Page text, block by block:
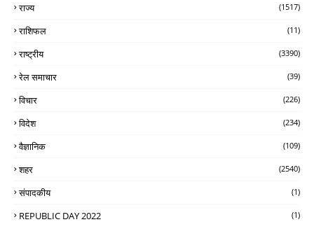
राज्य (1517)
राशिफल (11)
राष्ट्रीय (3390)
रेल समाचार (39)
विचार (226)
विदेश (234)
वैज्ञानिक (109)
शहर (2540)
संपादकीय (1)
REPUBLIC DAY 2022 (1)